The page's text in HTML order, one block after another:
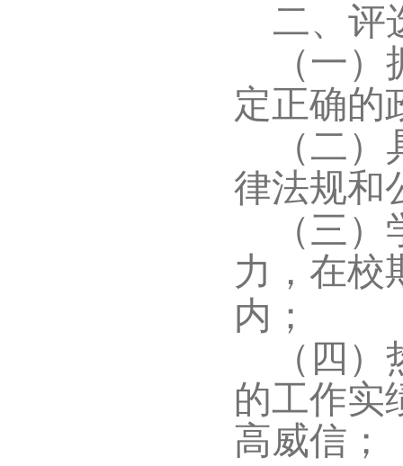
二、评
（一
定正确的
（二
律法规和
（三
力，在校
内；
（四
的工作实
高威信；